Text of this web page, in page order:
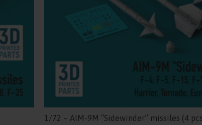
1/72 – AIM-9M “Sidewinder” missiles (4